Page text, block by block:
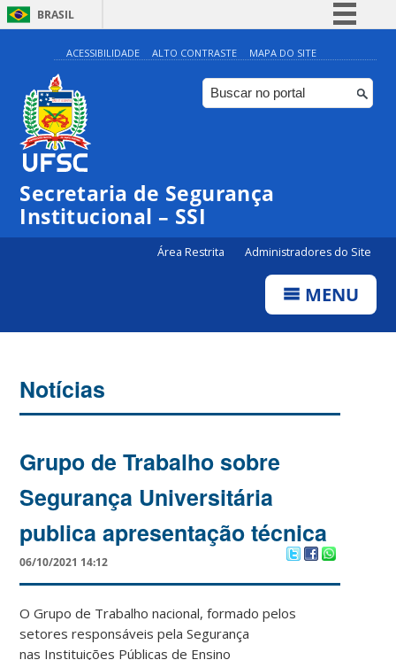
BRASIL
Simplifique!
Comunica BR
Participe
Canais
ACESSIBILIDADE ALTO CONTRASTE MAPA DO SITE
Secretaria de Segurança
Institucional – SSI
Área Restrita Administradores do Site
MENU
Notícias
Grupo de Trabalho sobre
Segurança Universitária
publica apresentação técnica
06/10/2021 14:12
O Grupo de Trabalho nacional, formado pelos
setores responsáveis pela Segurança
nas Instituições Públicas de Ensino